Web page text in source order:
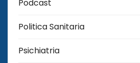
Podcast
Politica Sanitaria
Psichiatria